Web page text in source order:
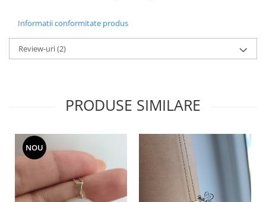
Informatii conformitate produs
Review-uri(2)
PRODUSE SIMILARE
NOU